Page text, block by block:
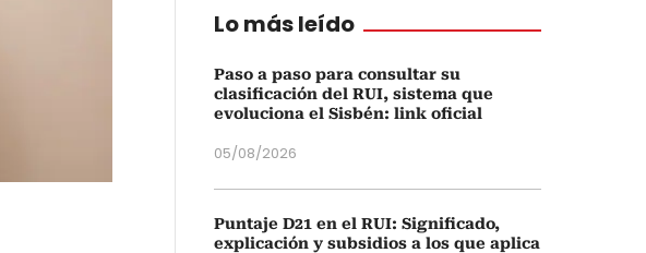
Lo más leído
Paso a paso para consultar su
clasificación del RUI, sistema que
evoluciona el Sisbén: link oficial
05/08/2026
Puntaje D21 en el RUI: Significado,
explicación y subsidios a los que aplica